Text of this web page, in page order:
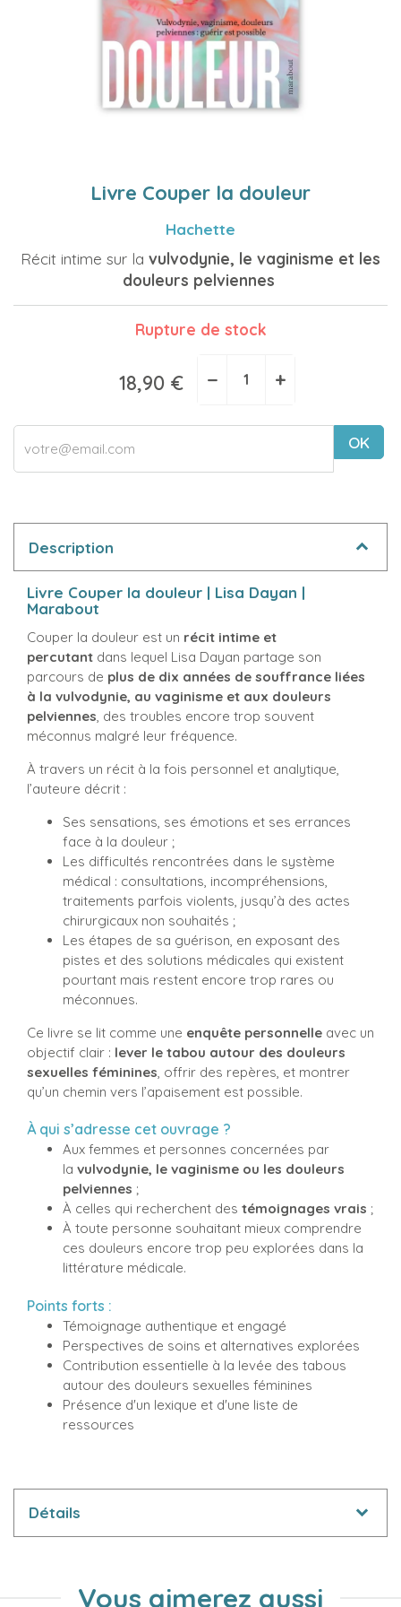
Livre Couper la douleur
Hachette
Récit intime sur la vulvodynie, le vaginisme et les
douleurs pelviennes
Rupture de stock
18,90 € − +
OK
Description
Livre Couper la douleur | Lisa Dayan |
Marabout
Couper la douleur est un récit intime et
percutant dans lequel Lisa Dayan partage son
parcours de plus de dix années de souffrance liées
à la vulvodynie, au vaginisme et aux douleurs
pelviennes , des troubles encore trop souvent
méconnus malgré leur fréquence.
À travers un récit à la fois personnel et analytique,
l’auteure décrit :
Ses sensations, ses émotions et ses errances
face à la douleur ;
Les difficultés rencontrées dans le système
médical : consultations, incompréhensions,
traitements parfois violents, jusqu’à des actes
chirurgicaux non souhaités ;
Les étapes de sa guérison, en exposant des
pistes et des solutions médicales qui existent
pourtant mais restent encore trop rares ou
méconnues.
Ce livre se lit comme une enquête personnelle avec un
objectif clair : lever le tabou autour des douleurs
sexuelles féminines , offrir des repères, et montrer
qu’un chemin vers l’apaisement est possible.
À qui s’adresse cet ouvrage ?
Aux femmes et personnes concernées par
la vulvodynie, le vaginisme ou les douleurs
pelviennes ;
À celles qui recherchent des témoignages vrais ;
À toute personne souhaitant mieux comprendre
ces douleurs encore trop peu explorées dans la
littérature médicale.
Points forts :
Témoignage authentique et engagé
Perspectives de soins et alternatives explorées
Contribution essentielle à la levée des tabous
autour des douleurs sexuelles féminines
Présence d'un lexique et d'une liste de
ressources
Détails
Vous aimerez aussi